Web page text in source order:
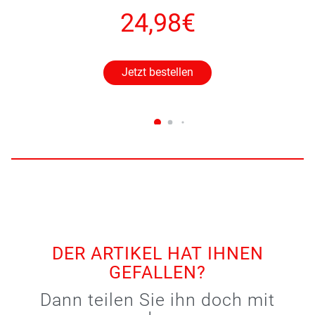
24,98€
Jetzt bestellen
DER ARTIKEL HAT IHNEN
GEFALLEN?
Dann teilen Sie ihn doch mit